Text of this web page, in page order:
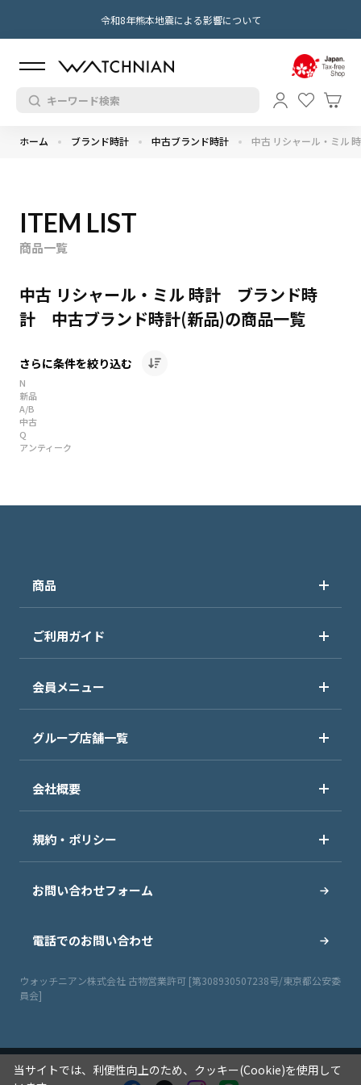
令和8年熊本地震による影響について
ホーム ブランド時計 中古ブランド時計 中古 リシャール・ミル
ITEM LIST
商品一覧
中古 リシャール・ミル 時計 ブランド時
計 中古ブランド時計(新品)の商品一覧
さらに条件を絞り込む
N
新品
A/B
中古
Q
アンティーク
商品
ご利用ガイド
会員メニュー
グループ店舗一覧
会社概要
規約・ポリシー
お問い合わせフォーム
電話でのお問い合わせ
ウォッチニアン株式会社 古物営業許可 [第308930507238号/東京都公安委
員会]
当サイトでは、利便性向上のため、クッキー(Cookie)を使用して